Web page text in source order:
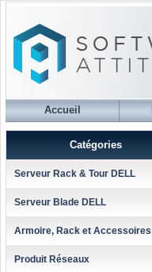
Accueil
Catégories
Serveur Rack & Tour DELL
Serveur Blade DELL
Armoire, Rack et Accessoires
Produit Réseaux